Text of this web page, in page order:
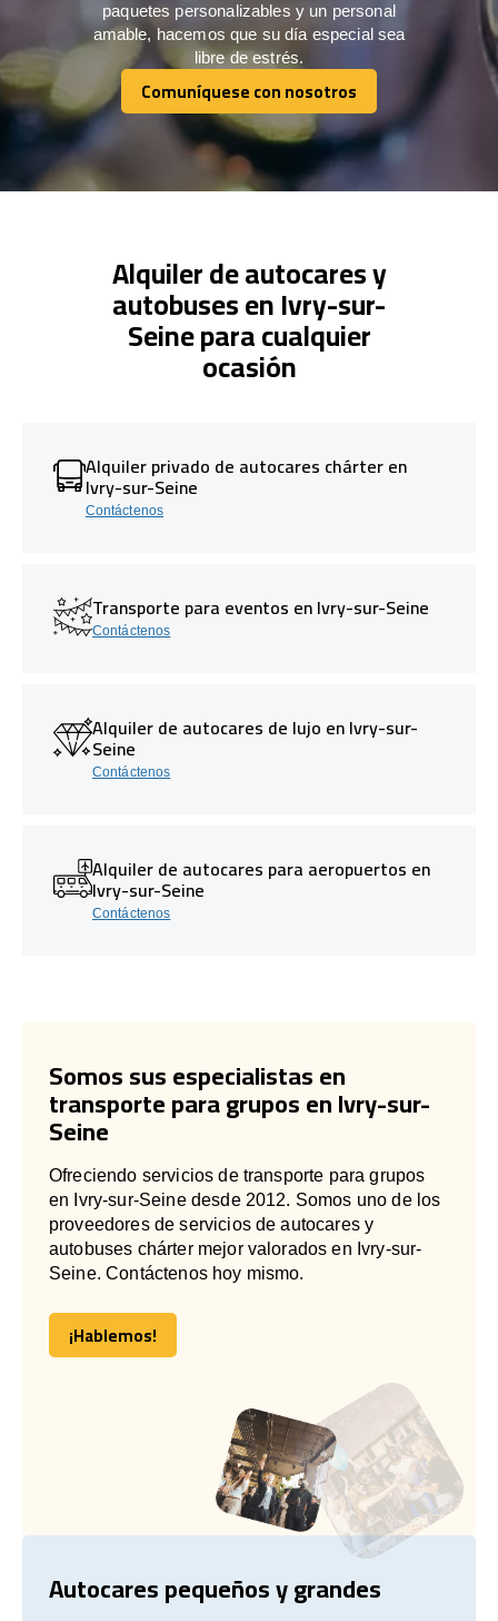
paquetes personalizables y un personal
amable, hacemos que su día especial sea
libre de estrés.
Comuníquese con nosotros
Comuníquese con nosotros
Alquiler de autocares y
autobuses en Ivry-sur-
Seine para cualquier
ocasión
Alquiler privado de autocares chárter en
Ivry-sur-Seine
Contáctenos
Transporte para eventos en Ivry-sur-Seine
Contáctenos
Alquiler de autocares de lujo en Ivry-sur-
Seine
Contáctenos
Alquiler de autocares para aeropuertos en
Ivry-sur-Seine
Contáctenos
Somos sus especialistas en
transporte para grupos en Ivry-sur-
Seine
Ofreciendo servicios de transporte para grupos
en Ivry-sur-Seine desde 2012. Somos uno de los
proveedores de servicios de autocares y
autobuses chárter mejor valorados en Ivry-sur-
Seine. Contáctenos hoy mismo.
¡Hablemos!
¡Hablemos!
Autocares pequeños y grandes